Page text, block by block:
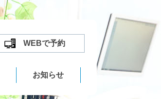
WEBで予約
お知らせ